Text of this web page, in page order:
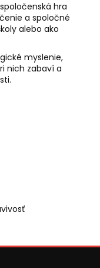
hra
a spoločné
alebo ako
myslenie,
nich zabaví a